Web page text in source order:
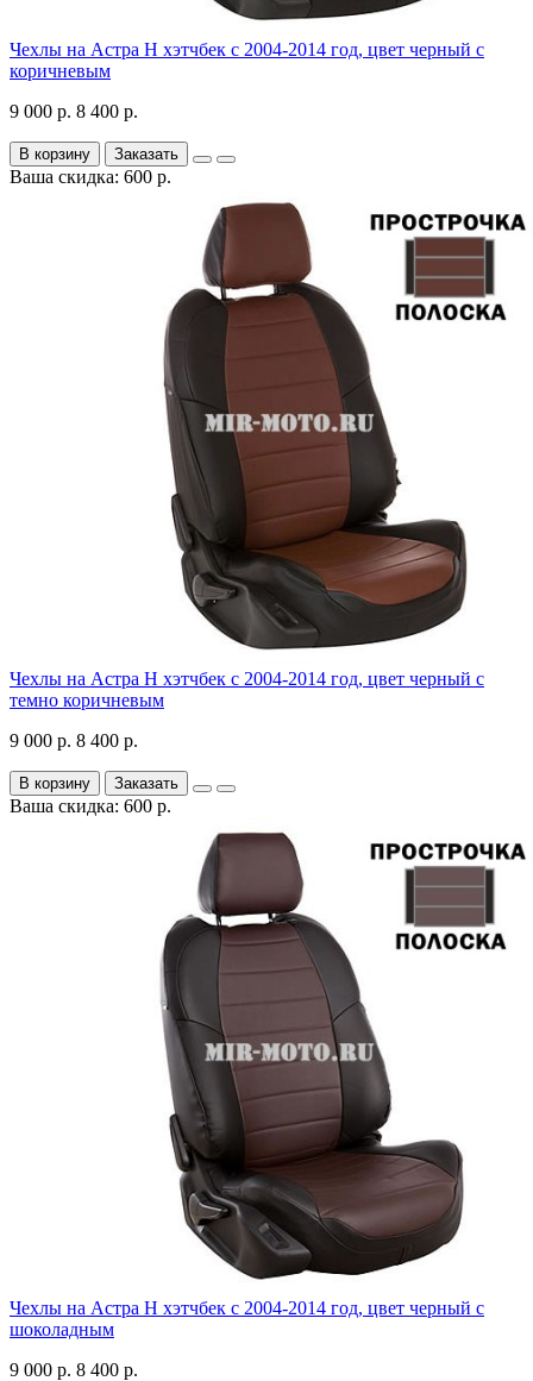
Чехлы на Астра H хэтчбек с 2004-2014 год, цвет черный с
коричневым
9 000 р. 8 400 р.
В корзину Заказать
Ваша скидка: 600 р.
Чехлы на Астра H хэтчбек с 2004-2014 год, цвет черный с
темно коричневым
9 000 р. 8 400 р.
В корзину Заказать
Ваша скидка: 600 р.
Чехлы на Астра H хэтчбек с 2004-2014 год, цвет черный с
шоколадным
9 000 р. 8 400 р.